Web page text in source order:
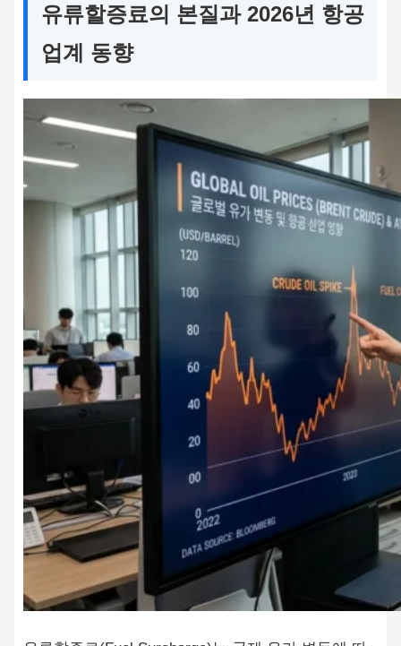
유류할증료의 본질과 2026년 항공
업계 동향